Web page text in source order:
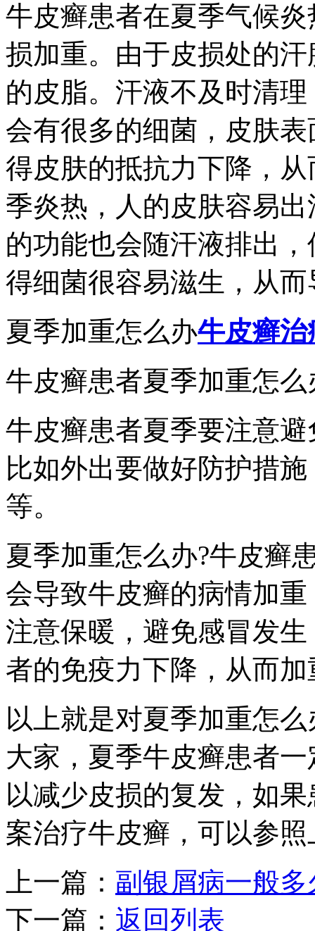
牛皮癣患者在夏季气候
损加重。由于皮损处的
的皮脂。汗液不及时清
会有很多的细菌，皮肤
得皮肤的抵抗力下降，
季炎热，人的皮肤容易
的功能也会随汗液排出
得细菌很容易滋生，从
夏季加重怎么办牛皮癣治
牛皮癣患者夏季加重怎么
牛皮癣患者夏季要注意
比如外出要做好防护措
等。
夏季加重怎么办?牛皮癣
会导致牛皮癣的病情加
注意保暖，避免感冒发
者的免疫力下降，从而
以上就是对夏季加重怎
大家，夏季牛皮癣患者
以减少皮损的复发，如
案治疗牛皮癣，可以参
上一篇： 副银屑病一般
下一篇： 返回列表